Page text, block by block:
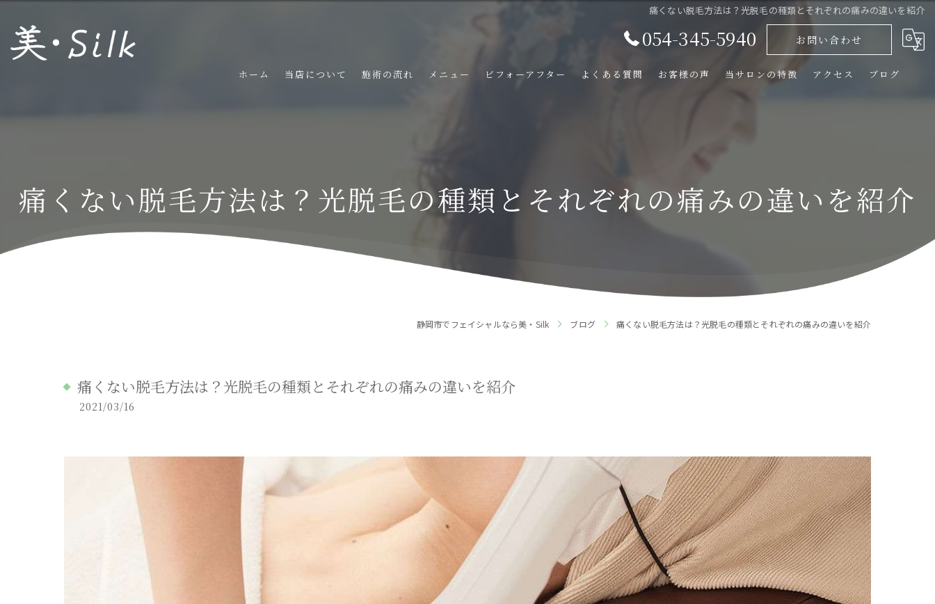
痛くない脱毛方法は？光脱毛の種類とそれぞれの痛みの違いを紹介
054-345-5940 お問い合わせ
ホーム 当店について 施術の流れ メニュー ビフォーアフター よくある質問 お客様の声 当サロンの特徴 アクセス ブログ
痛くない脱毛方法は？光脱毛の種類とそれぞれの痛みの違いを紹介
静岡市でフェイシャルなら美・Silk ブログ 痛くない脱毛方法は？光脱毛の種類とそれぞれの痛みの違いを紹介
痛くない脱毛方法は？光脱毛の種類とそれぞれの痛みの違いを紹介
2021/03/16